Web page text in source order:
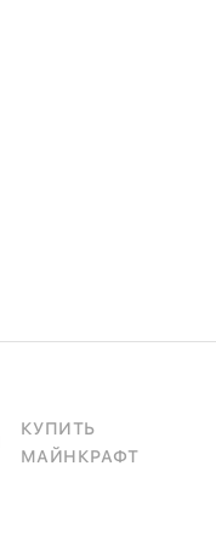
КУПИТЬ
МАЙНКРАФТ